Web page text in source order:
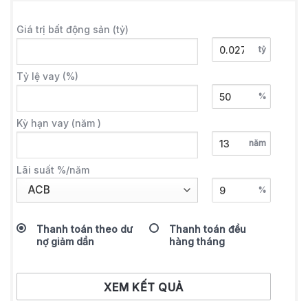
Giá trị bất động sản (tỷ)
tỷ
Tỷ lệ vay (%)
%
Kỳ hạn vay (năm )
năm
Lãi suất %/năm
%
Thanh toán theo dư
nợ giảm dần
Thanh toán đều
hàng tháng
XEM KẾT QUẢ